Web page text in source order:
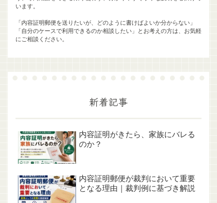
います。
「内容証明郵便を送りたいが、どのように書けばよいか分からない」
「自分のケースで利用できるのか相談したい」とお考えの方は、お気軽
にご相談ください。
新着記事
内容証明がきたら、家族にバレる
のか？
内容証明郵便が裁判において重要
となる理由｜裁判例に基づき解説